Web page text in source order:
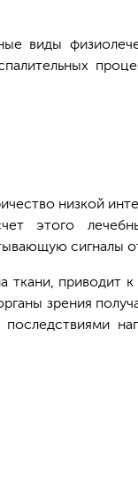
виды
низкой
этого
сигналы
ткани, приводит
зрения